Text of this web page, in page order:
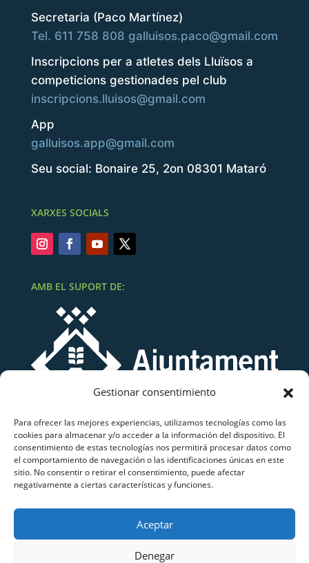
Gestionar consentimiento
Para ofrecer las mejores experiencias, utilizamos tecnologías como las
cookies para almacenar y/o acceder a la información del dispositivo. El
consentimiento de estas tecnologías nos permitirá procesar datos como
el comportamiento de navegación o las identificaciones únicas en este
sitio. No consentir o retirar el consentimiento, puede afectar
negativamente a ciertas características y funciones.
Aceptar
Denegar
Secretaria (Paco Martínez)
Tel. 611 758 808 galluisos.paco@gmail.com
Inscripcions per a atletes dels Lluïsos a
competicions gestionades pel club
inscripcions.lluisos@gmail.com
App
galluisos.app@gmail.com
Seu social: Bonaire 25, 2on 08301 Mataró
XARXES SOCIALS
AMB EL SUPORT DE:
Grup Atletisme Lluïsos Mataró
Copyright © 2026 Grup Atletisme Lluïsos Mataró.